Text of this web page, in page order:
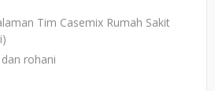
Tim Casemix Rumah Sakit
rohani